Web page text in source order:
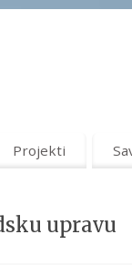
Projekti
upravu